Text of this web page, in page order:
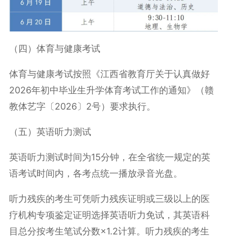
（四）体育与健康考试
体育与健康考试按照《江西省教育厅关于认真做好
2026年初中毕业生升学体育考试工作的通知》（赣
教体艺字〔2026〕2号）要求执行。
（五）英语听力测试
英语听力测试时间为15分钟，在全省统一规定的英
语考试时间内，各考点统一播放录音光盘。
听力残疾的考生可凭听力残疾证明或三级以上的医
疗机构专项鉴定证明选择英语听力免试，其英语科
目总分按考生笔试分数×1.2计算。听力残疾的考生